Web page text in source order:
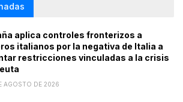
aplica controles fronterizos a
italianos por la negativa de Italia a
restricciones vinculadas a la crisis
AGOSTO DE 2026